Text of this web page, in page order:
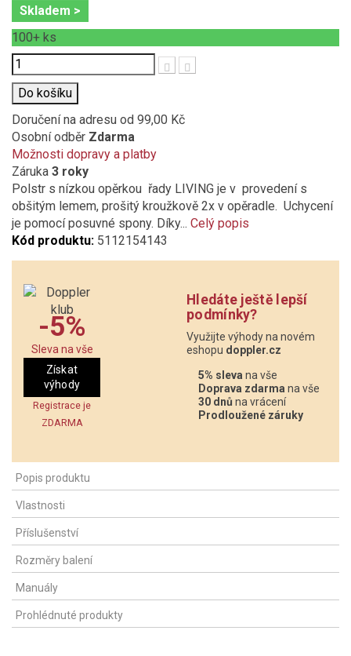
Skladem >
100+ ks
Počet
Do košíku
Doručení na adresu od 99,00 Kč
Osobní odběr Zdarma
Možnosti dopravy a platby
Záruka 3 roky
Polstr s nízkou opěrkou řady LIVING je v provedení s
obšitým lemem, prošitý kroužkově 2x v opěradle. Uchycení
je pomocí posuvné spony. Díky... Celý popis
Kód produktu: 5112154143
-5%
Sleva na vše
Získat
výhody
Registrace je
ZDARMA
Hledáte ještě lepší
podmínky?
Využijte výhody na novém
eshopu doppler.cz
5% sleva na vše
Doprava zdarma na vše
30 dnů na vrácení
Prodloužené záruky
Popis produktu
Vlastnosti
Příslušenství
Rozměry balení
Manuály
Prohlédnuté produkty